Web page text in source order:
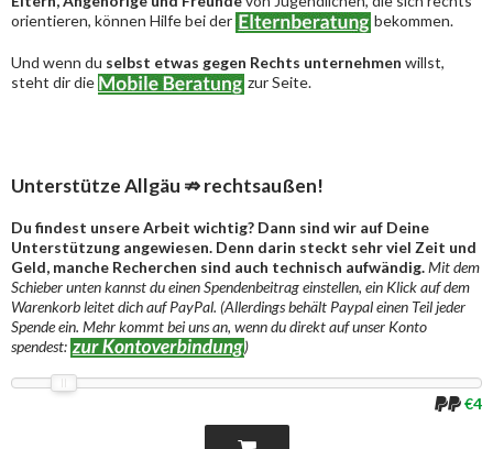
orientieren, können Hilfe bei der
bekommen.
Und wenn du selbst etwas gegen Rechts unternehmen willst,
steht dir die
zur Seite.
Unterstütze Allgäu ⇏ rechtsaußen!
Du findest unsere Arbeit wichtig? Dann sind wir auf Deine
Unterstützung angewiesen. Denn darin steckt sehr viel Zeit und
Geld, manche Recherchen sind auch technisch aufwändig.Mit dem
Schieber unten kannst du einen Spendenbeitrag einstellen, ein Klick auf dem
Warenkorb leitet dich auf PayPal. (Allerdings behält Paypal einen Teil jeder
Spende ein. Mehr kommt bei uns an, wenn du direkt auf unser Konto
spendest:
)
€4